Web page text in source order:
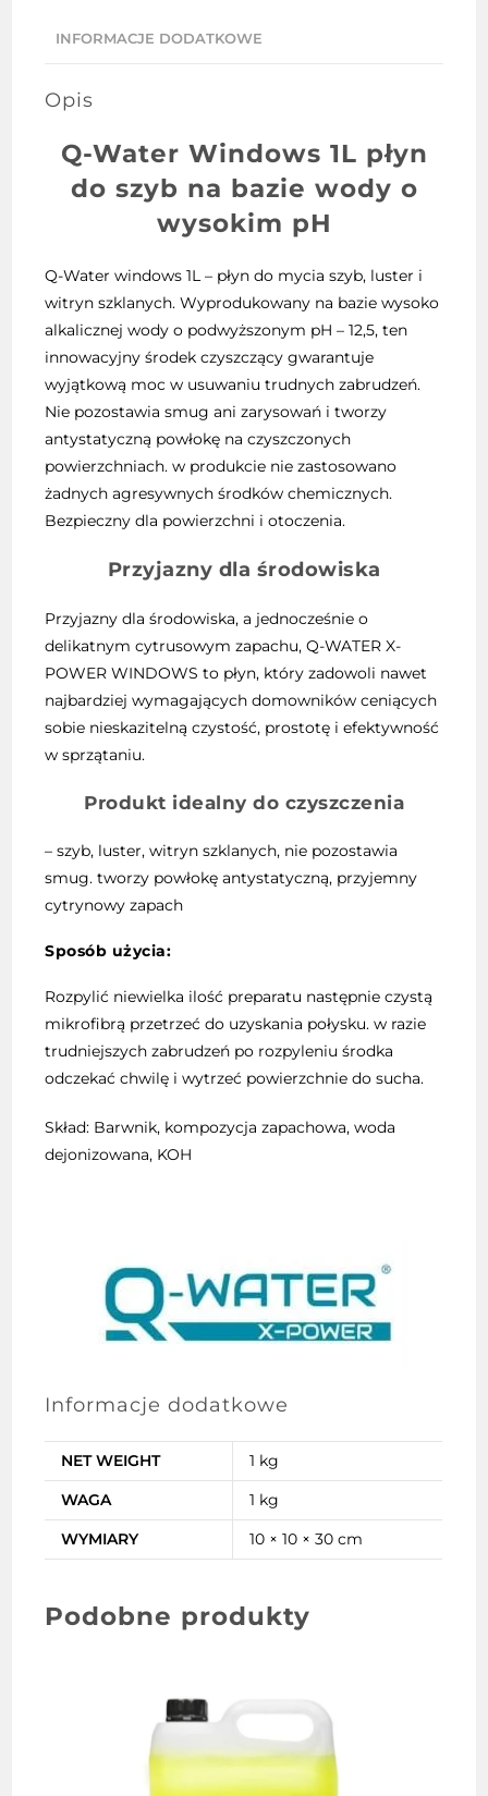
INFORMACJE DODATKOWE
Opis
Q-Water Windows 1L płyn
do szyb na bazie wody o
wysokim pH
Q-Water windows 1L – płyn do mycia szyb, luster i
witryn szklanych. Wyprodukowany na bazie wysoko
alkalicznej wody o podwyższonym pH – 12,5, ten
innowacyjny środek czyszczący gwarantuje
wyjątkową moc w usuwaniu trudnych zabrudzeń.
Nie pozostawia smug ani zarysowań i tworzy
antystatyczną powłokę na czyszczonych
powierzchniach. w produkcie nie zastosowano
żadnych agresywnych środków chemicznych.
Bezpieczny dla powierzchni i otoczenia.
Przyjazny dla środowiska
Przyjazny dla środowiska, a jednocześnie o
delikatnym cytrusowym zapachu, Q-WATER X-
POWER WINDOWS to płyn, który zadowoli nawet
najbardziej wymagających domowników ceniących
sobie nieskazitelną czystość, prostotę i efektywność
w sprzątaniu.
Produkt idealny do czyszczenia
– szyb, luster, witryn szklanych, nie pozostawia
smug. tworzy powłokę antystatyczną, przyjemny
cytrynowy zapach
Sposób użycia:
Rozpylić niewielka ilość preparatu następnie czystą
mikrofibrą przetrzeć do uzyskania połysku. w razie
trudniejszych zabrudzeń po rozpyleniu środka
odczekać chwilę i wytrzeć powierzchnie do sucha.
Skład: Barwnik, kompozycja zapachowa, woda
dejonizowana, KOH
Informacje dodatkowe
NET WEIGHT
1 kg
WAGA
1 kg
WYMIARY
10 × 10 × 30 cm
Podobne produkty